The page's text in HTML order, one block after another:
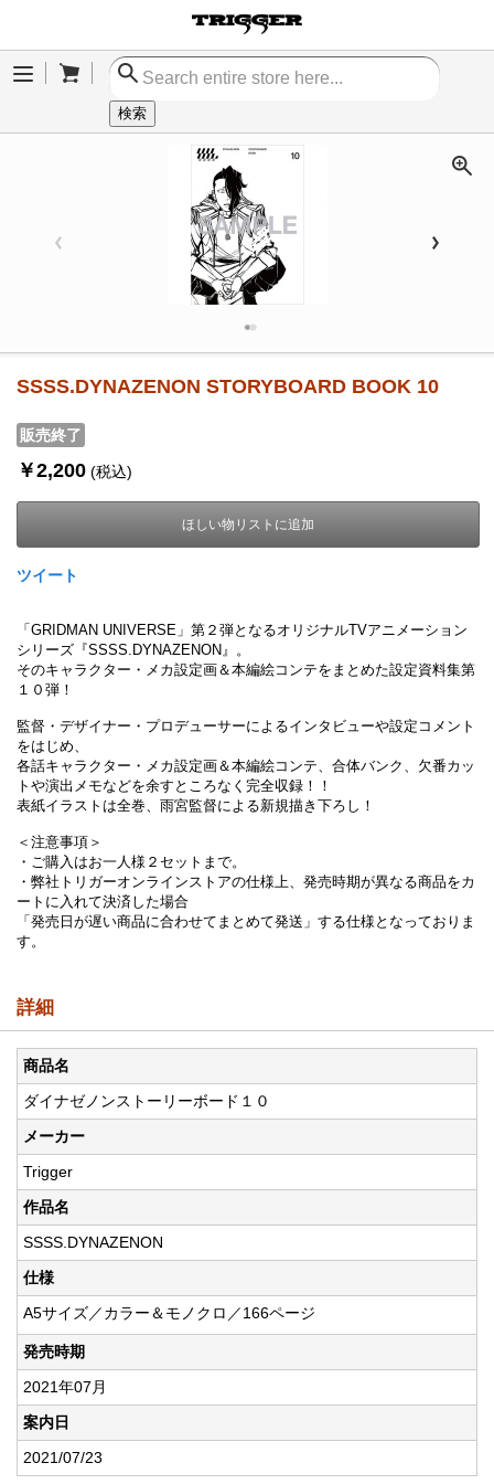
Menu
検索
SSSS.DYNAZENON STORYBOARD BOOK 10
販売終了
￥2,200 (税込)
ほしい物リストに追加
ツイート
「GRIDMAN UNIVERSE」第２弾となるオリジナルTVアニメーション
シリーズ『SSSS.DYNAZENON』。
そのキャラクター・メカ設定画＆本編絵コンテをまとめた設定資料集第
１０弾！
監督・デザイナー・プロデューサーによるインタビューや設定コメント
をはじめ、
各話キャラクター・メカ設定画＆本編絵コンテ、合体バンク、欠番カッ
トや演出メモなどを余すところなく完全収録！！
表紙イラストは全巻、雨宮監督による新規描き下ろし！
＜注意事項＞
・ご購入はお一人様２セットまで。
・弊社トリガーオンラインストアの仕様上、発売時期が異なる商品をカ
ートに入れて決済した場合
「発売日が遅い商品に合わせてまとめて発送」する仕様となっておりま
す。
詳細
商品名
ダイナゼノンストーリーボード１０
メーカー
Trigger
作品名
SSSS.DYNAZENON
仕様
A5サイズ／カラー＆モノクロ／166ページ
発売時期
2021年07月
案内日
2021/07/23